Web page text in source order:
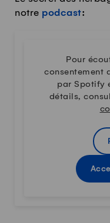
notre podcast:
Pour
consentement
par Spotify
détails,